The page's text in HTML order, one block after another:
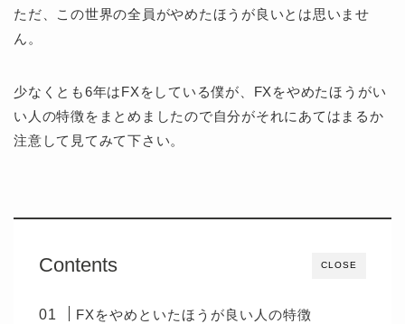
ただ、この世界の全員がやめたほうが良いとは思いませ
ん。
少なくとも6年はFXをしている僕が、FXをやめたほうがい
い人の特徴をまとめましたので自分がそれにあてはまるか
注意して見てみて下さい。
CLOSE
Contents
FXをやめといたほうが良い人の特徴